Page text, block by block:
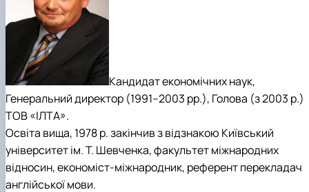
Кандидат економічних наук,
Генеральний директор (1991–2003 рр.), Голова (з 2003 р.)
ТОВ «ІЛТА».
Освіта вища, 1978 р. закінчив з відзнакою Київський
університет ім. Т. Шевченка, факультет міжнародних
відносин, економіст-міжнародник, референт перекладач
англійської мови.